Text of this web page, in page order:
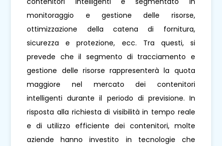
monitoraggio e gestione delle risorse,
ottimizzazione della catena di fornitura,
sicurezza e protezione, ecc. Tra questi, si
prevede che il segmento di tracciamento e
gestione delle risorse rappresenterà la quota
maggiore nel mercato dei contenitori
intelligenti durante il periodo di previsione. In
risposta alla richiesta di visibilità in tempo reale
e di utilizzo efficiente dei contenitori, molte
aziende hanno investito in tecnologie che